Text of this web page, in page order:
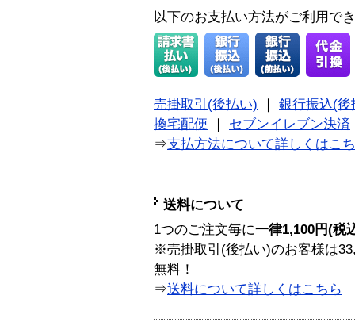
以下のお支払い方法がご利用で
売掛取引(後払い)
銀行振込(後
換宅配便
セブンイレブン決済
⇒支払方法について詳しくはこ
送料について
1つのご注文毎に一律1,100円(税
※売掛取引(後払い)のお客様は
無料！
⇒送料について詳しくはこちら